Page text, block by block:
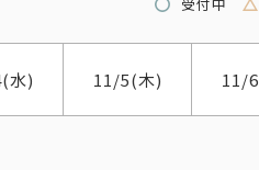
(水) 11/5(木) 11/6